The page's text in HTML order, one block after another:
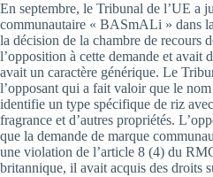
En septembre, le Tribunal de l’UE a
communautaire « BASmALi » dans
la décision de la chambre de recours
l’opposition à cette demande et avait
avait un caractère générique. Le
l’opposant qui a fait valoir que le
identifie un type spécifique de riz
fragrance et d’autres propriétés.
que la demande de marque
une violation de l’article 8 (4) du
britannique, il avait acquis des droits